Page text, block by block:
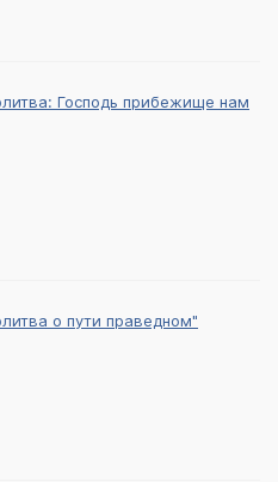
Господь прибежище нам
о пути праведном"